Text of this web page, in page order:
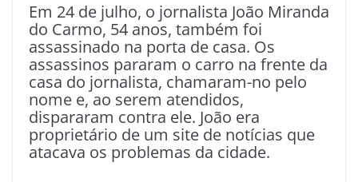
Em 24 de julho, o jornalista João Miranda
do Carmo, 54 anos, também foi
assassinado na porta de casa. Os
assassinos pararam o carro na frente da
casa do jornalista, chamaram-no pelo
nome e, ao serem atendidos,
dispararam contra ele. João era
proprietário de um site de notícias que
atacava os problemas da cidade.